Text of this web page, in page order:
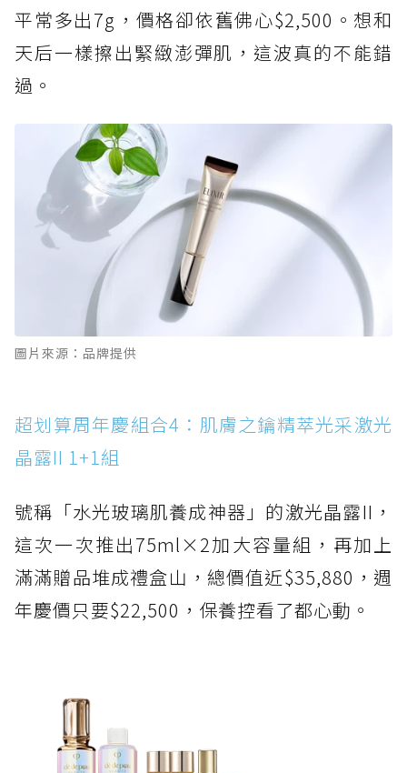
平常多出7g，價格卻依舊佛心$2,500。想和
天后一樣擦出緊緻澎彈肌，這波真的不能錯
過。
圖片來源：品牌提供
超划算周年慶組合4：肌膚之鑰精萃光采激光
晶露II 1+1組
號稱「水光玻璃肌養成神器」的激光晶露II，
這次一次推出75ml×2加大容量組，再加上
滿滿贈品堆成禮盒山，總價值近$35,880，週
年慶價只要$22,500，保養控看了都心動。